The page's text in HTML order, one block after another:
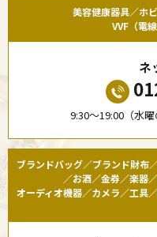
美容健康器具／ホ
VVF（電
ネ
9:30〜19:00（水
ブランドバッグ／ブランド財布
／お酒／金券／楽器
オーディオ機器／カメラ／工具